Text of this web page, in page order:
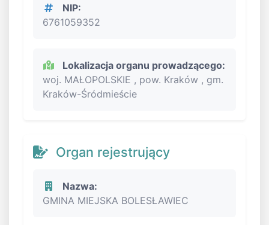
NIP:
6761059352
Lokalizacja organu prowadzącego:
woj. MAŁOPOLSKIE , pow. Kraków , gm.
Kraków-Śródmieście
Organ rejestrujący
Nazwa:
GMINA MIEJSKA BOLESŁAWIEC